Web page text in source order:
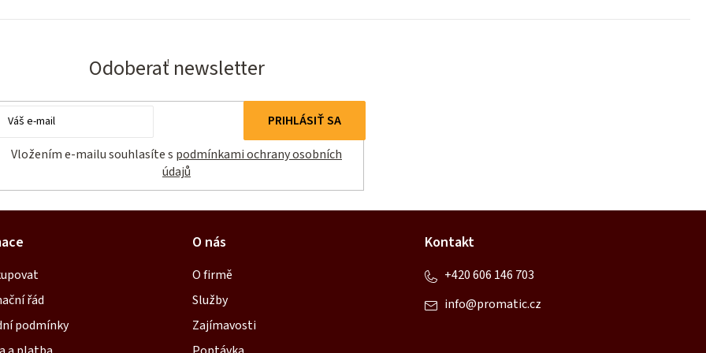
Odoberať newsletter
Email
Vložením e-mailu souhlasíte s podmínkami ochrany osobních
údajů
PRIHLÁSIŤ SA
řád
podmínky
O nás
O firmě
Služby
Zajímavosti
Kontakt
info@promatic.cz
+420 606 146 703